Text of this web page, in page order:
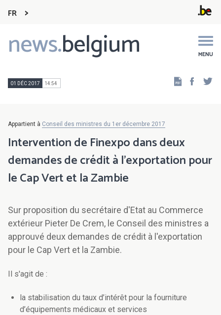
FR
news.belgium MENU
Main
navigation
01 DÉC 2017 14:54
Appartient à Conseil des ministres du 1er décembre 2017
Intervention de Finexpo dans deux
demandes de crédit à l'exportation pour
le Cap Vert et la Zambie
Sur proposition du secrétaire d'Etat au Commerce
extérieur Pieter De Crem, le Conseil des ministres a
approuvé deux demandes de crédit à l'exportation
pour le Cap Vert et la Zambie.
Il s'agit de :
la stabilisation du taux d’intérêt pour la fourniture
d’équipements médicaux et services